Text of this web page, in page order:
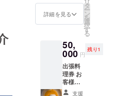
1321-1
名張市
https://
www.os
teria-
ciao.co
m
を掲載
させて
いただ
きま
り先 古
民家レ
ストラ
ンオス
テリア
ciao 三
重県名
詳細を見る
タ
ー
ン
を
選
択
す
る
50,
000 円
残り1
出張料
理券 お
客様の
自宅や
支援